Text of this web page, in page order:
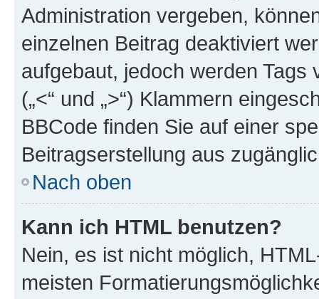
Administration vergeben,
einzelnen Beitrag deaktiviert
aufgebaut, jedoch werden Tags
(„<“ und „>“) Klammern
BBCode finden Sie auf einer
Beitragserstellung aus
Nach oben
Kann ich HTML benutzen?
Nein, es ist nicht möglich,
meisten